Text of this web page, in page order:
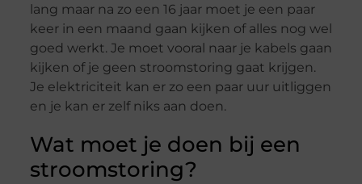
lang maar na zo een 16 jaar moet je een paar
keer in een maand gaan kijken of alles nog wel
goed werkt. Je moet vooral naar je kabels gaan
kijken of je geen stroomstoring gaat krijgen.
Je elektriciteit kan er zo een paar uur uitliggen
en je kan er zelf niks aan doen.
Wat moet je doen bij een
stroomstoring?